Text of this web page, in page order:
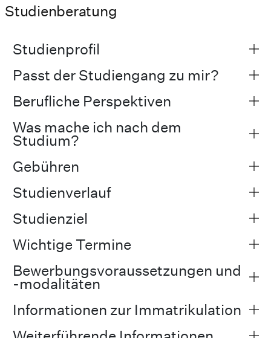
Studienberatung
Studienprofil
Passt der Studiengang zu mir?
Berufliche Perspektiven
Was mache ich nach dem
Studium?
Gebühren
Studienverlauf
Studienziel
Wichtige Termine
Bewerbungsvoraussetzungen und
-modalitäten
Informationen zur Immatrikulation